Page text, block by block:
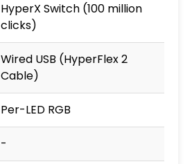
HyperX Switch (100 million
clicks)
Wired USB (HyperFlex 2
Cable)
Per-LED RGB
-